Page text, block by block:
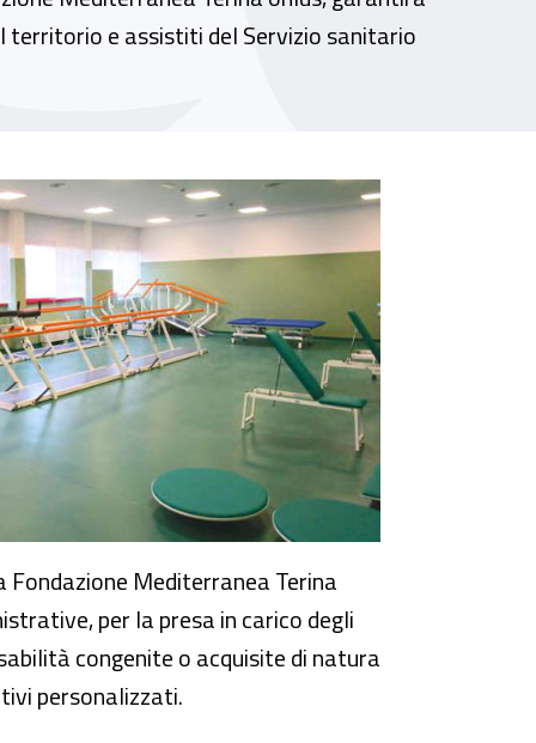
territorio e assistiti del Servizio sanitario
Inail
Mediterranea Terina
per la presa in carico degli
congenite o acquisite di natura
personalizzati.